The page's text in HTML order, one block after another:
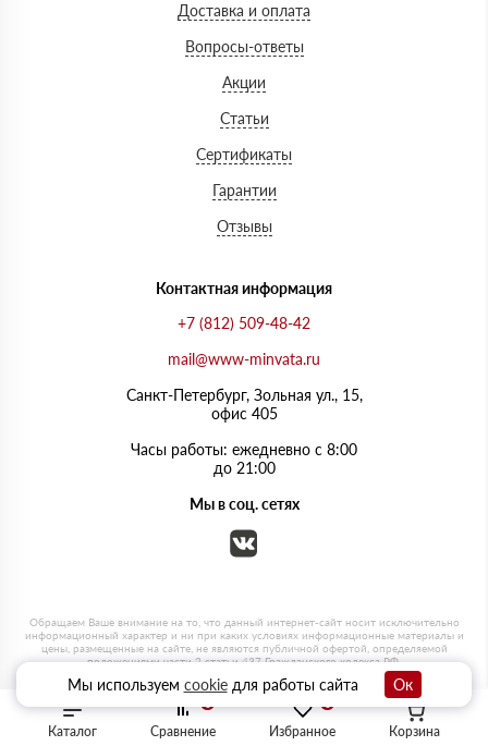
Каталог Избранное
Сравнение Корзина
Доставка и оплата
Вопросы-ответы
Акции
Статьи
Сертификаты
Гарантии
Отзывы
Контактная информация
+7 (812) 509-48-42
mail@www-minvata.ru
Санкт-Петербург, Зольная ул., 15,
офис 405
Часы работы: ежедневно с 8:00
до 21:00
Мы в соц. сетях
Мы используем cookieдля работы сайта Ок